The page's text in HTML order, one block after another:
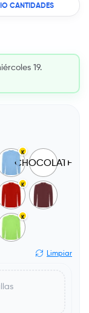
CANTIDADES
19.
K
CHOCOLATE
K
K
Limpiar